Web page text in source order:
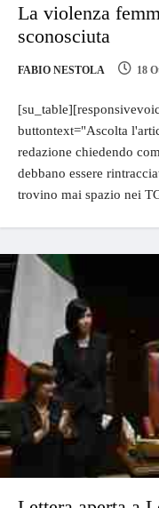
La violenza
sconosciuta
FABIO NESTOLA 18
buttontext="Ascolta
redazione chiedendo
debbano essere
trovino mai spazio nei